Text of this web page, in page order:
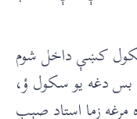
کښې داخل شوم
دغه يو سکول ؤ،
زما استاد صېب